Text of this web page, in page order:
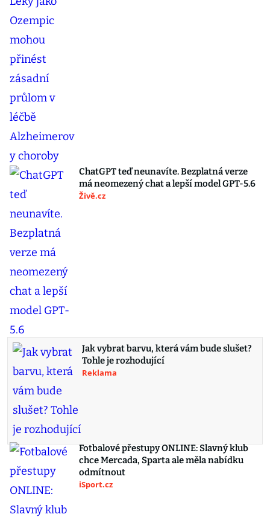
ChatGPT teď neunavíte. Bezplatná verze
má neomezený chat a lepší model GPT-5.6
Živě.cz
Jak vybrat barvu, která vám bude slušet?
Tohle je rozhodující
Reklama
Fotbalové přestupy ONLINE: Slavný klub
chce Mercada, Sparta ale měla nabídku
odmítnout
iSport.cz